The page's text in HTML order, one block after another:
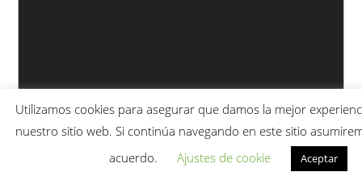
Utilizamos cookies para asegurar que damos la mejor
nuestro sitio web. Si continúa navegando en este sitio
acuerdo.
Ajustes de cookie Aceptar